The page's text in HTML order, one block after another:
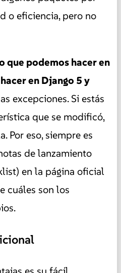
o eficiencia, pero no
que podemos hacer en
en Django 5 y
excepciones. Si estás
que se modificó,
Por eso, siempre es
de lanzamiento
en la página oficial
cuáles son los